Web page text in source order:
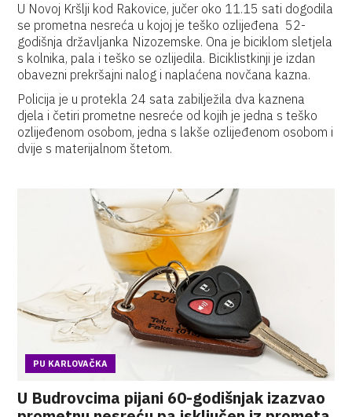
U Novoj Kršlji kod Rakovice, jučer oko 11.15 sati dogodila
se prometna nesreća u kojoj je teško ozlijeđena 52-
godišnja državljanka Nizozemske. Ona je biciklom sletjela
s kolnika, pala i teško se ozlijedila. Biciklistkinji je izdan
obavezni prekršajni nalog i naplaćena novčana kazna.
Policija je u protekla 24 sata zabilježila dva kaznena
djela i četiri prometne nesreće od kojih je jedna s teško
ozlijeđenom osobom, jedna s lakše ozlijeđenom osobom i
dvije s materijalnom štetom.
PU KARLOVAČKA
U Budrovcima pijani 60-godišnjak izazvao